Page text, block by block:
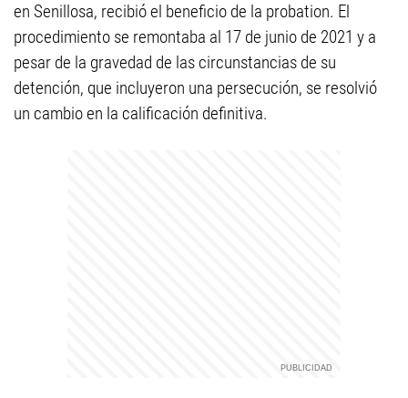
en Senillosa, recibió el beneficio de la probation. El
procedimiento se remontaba al 17 de junio de 2021 y a
pesar de la gravedad de las circunstancias de su
detención, que incluyeron una persecución, se resolvió
un cambio en la calificación definitiva.